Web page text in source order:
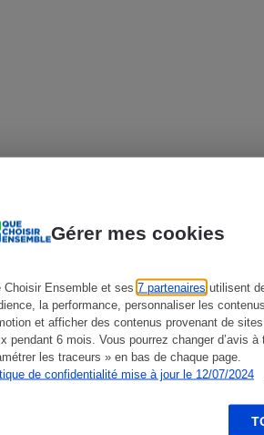
Gérer mes cookies
Choisir Ensemble et ses 7 partenaires utilisent
la performance, personnaliser les
et afficher des contenus provenant de
pendant 6 mois. Vous pourrez changer d’avis
les traceurs » en bas de chaque page.
de confidentialité mise à jour le 12/07/2024